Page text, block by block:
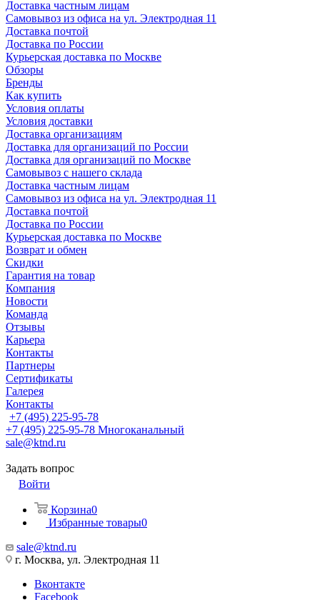
Доставка частным лицам
Самовывоз из офиса на ул. Электродная 11
Доставка почтой
Доставка по России
Курьерская доставка по Москве
Обзоры
Бренды
Как купить
Условия оплаты
Условия доставки
Доставка организациям
Доставка для организаций по России
Доставка для организаций по Москве
Самовывоз с нашего склада
Доставка частным лицам
Самовывоз из офиса на ул. Электродная 11
Доставка почтой
Доставка по России
Курьерская доставка по Москве
Возврат и обмен
Скидки
Гарантия на товар
Компания
Новости
Команда
Отзывы
Карьера
Контакты
Партнеры
Сертификаты
Галерея
Контакты
+7 (495) 225-95-78
+7 (495) 225-95-78 Многоканальный
sale@ktnd.ru
Задать вопрос
Войти
Корзина0
Избранные товары0
sale@ktnd.ru
г. Москва, ул. Электродная 11
Вконтакте
Facebook